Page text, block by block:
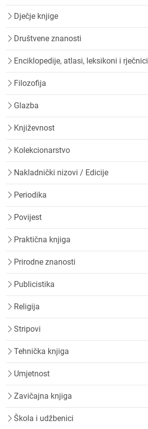
Dječje knjige
Društvene znanosti
Enciklopedije, atlasi, leksikoni i rječnici
Filozofija
Glazba
Književnost
Kolekcionarstvo
Nakladnički nizovi / Edicije
Periodika
Povijest
Praktična knjiga
Prirodne znanosti
Publicistika
Religija
Stripovi
Tehnička knjiga
Umjetnost
Zavičajna knjiga
Škola i udžbenici